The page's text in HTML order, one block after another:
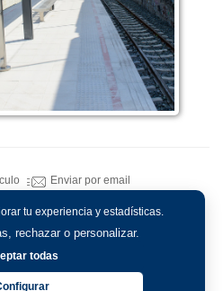
tu experiencia y estadísticas.
rechazar o personalizar.
todas
Enviar por email